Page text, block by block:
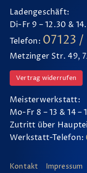
Ladengeschäft:
Di-Fr 9 – 12.30 &
Telefon: 07123 /
Metzinger Str. 49,
Vertrag widerrufen
Meisterwerkstatt:
Mo-Fr 8 – 13 & 14 –
Zutritt über
Werkstatt-Telefon:
Kontakt Impressum